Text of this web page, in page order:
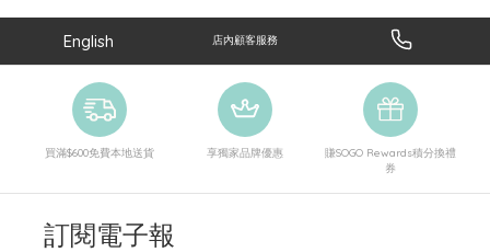
English 店內顧客服務
買滿$600免費本地送貨 享獨家品牌優惠
賺SOGO Rewards積分換禮
券
訂閱電子報